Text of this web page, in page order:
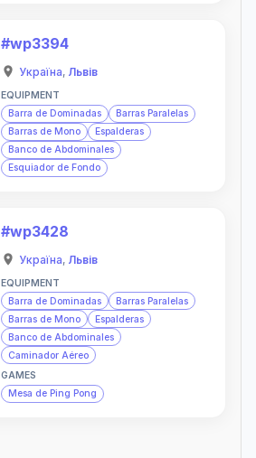
#wp3394
Україна, Львів
EQUIPMENT
Barra de Dominadas
Barras Paralelas
Barras de Mono
Espalderas
Banco de Abdominales
Esquiador de Fondo
#wp3428
Україна, Львів
EQUIPMENT
Barra de Dominadas
Barras Paralelas
Barras de Mono
Espalderas
Banco de Abdominales
Caminador Aéreo
GAMES
Mesa de Ping Pong